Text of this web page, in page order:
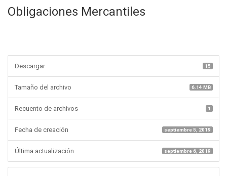
Obligaciones Mercantiles
Descargar 15
Tamaño del archivo 6.14 MB
Recuento de archivos 1
Fecha de creación septiembre 5, 2019
Última actualización septiembre 6, 2019